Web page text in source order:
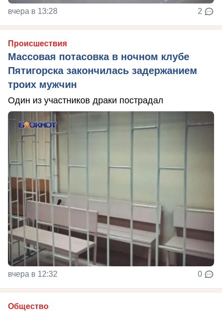
вчера в 13:28 2
Происшествия
Массовая потасовка в ночном клубе
Пятигорска закончилась задержанием
троих мужчин
Один из участников драки пострадал
вчера в 12:32 0
Общество